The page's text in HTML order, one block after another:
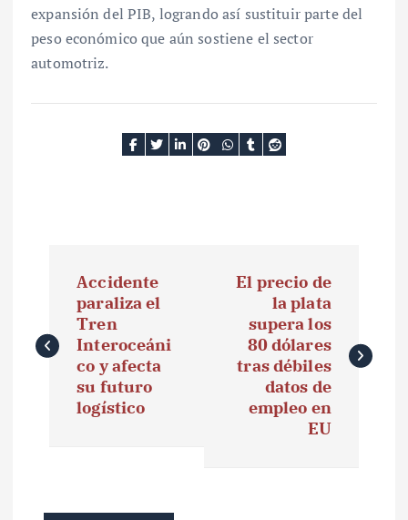
expansión del PIB, logrando así sustituir parte del
peso económico que aún sostiene el sector
automotriz.
v
Accidente
paraliza el
Tren
Interoceáni
co y afecta
su futuro
logístico
El precio de
la plata
supera los
80 dólares
tras débiles
datos de
empleo en
EU